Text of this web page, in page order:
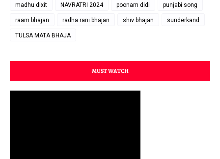
madhu dixit NAVRATRI 2024 poonam didi punjabi song
raam bhajan radha rani bhajan shiv bhajan sunderkand
TULSA MATA BHAJA
MUST WATCH